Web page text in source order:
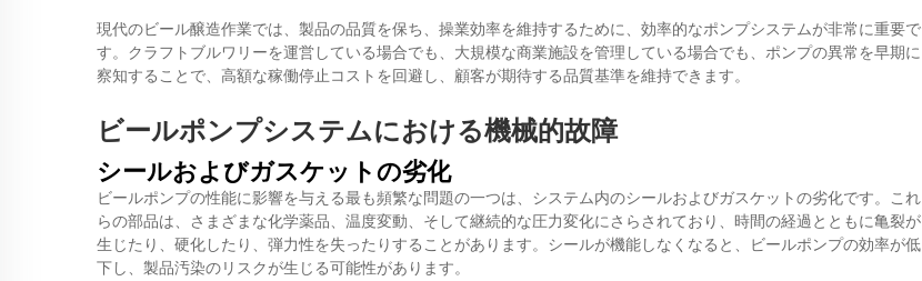
現代のビール醸造作業では、製品の品質を保ち、操業効率を維持するために、効率的なポンプシステムが非常に重要で
す。クラフトブルワリーを運営している場合でも、大規模な商業施設を管理している場合でも、ポンプの異常を早期に
察知することで、高額な稼働停止コストを回避し、顧客が期待する品質基準を維持できます。
ビールポンプシステムにおける機械的故障
シールおよびガスケットの劣化
ビールポンプの性能に影響を与える最も頻繁な問題の一つは、システム内のシールおよびガスケットの劣化です。これ
らの部品は、さまざまな化学薬品、温度変動、そして継続的な圧力変化にさらされており、時間の経過とともに亀裂が
生じたり、硬化したり、弾力性を失ったりすることがあります。シールが機能しなくなると、ビールポンプの効率が低
下し、製品汚染のリスクが生じる可能性があります。